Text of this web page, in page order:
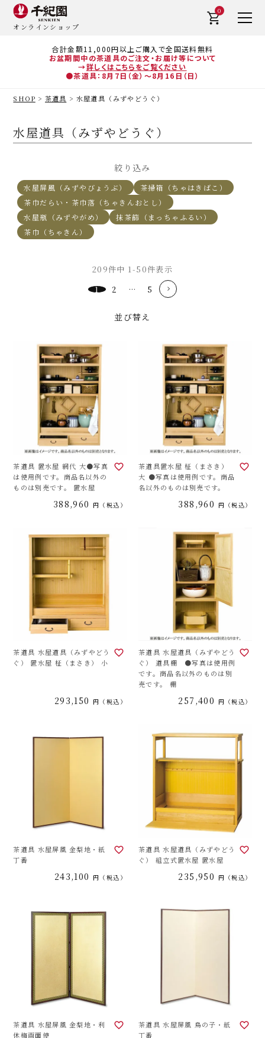
合計金額11,000円以上ご購入で全国送料無料
お盆期間中の茶道具のご注文・お届け等について
→詳しくはこちらをご覧ください
●茶道具：8月7日（金）～8月16日（日）
オンラインショップ
0
SHOP 茶道具 水屋道具（みずやどうぐ）
水屋道具（みずやどうぐ）
絞り込み
水屋屏風（みずやびょうぶ）
茶掃箱（ちゃはきばこ）
茶巾だらい・茶巾落（ちゃきんおとし）
水屋瓶（みずやがめ）
抹茶篩（まっちゃふるい）
茶巾（ちゃきん）
並び替え
209件中 1-50件表示
1 2 … 5
茶道具 置水屋 網代 大●写真
は使用例です。商品名以外の
ものは別売です。 置水屋
388,960 税込
茶道具置水屋 柾（まさき）
大 ●写真は使用例です。商品
名以外のものは別売です。
388,960 税込
茶道具 水屋道具（みずやどう
ぐ） 置水屋 柾（まさき） 小
293,150 税込
茶道具 水屋道具（みずやどう
ぐ） 道具棚 ●写真は使用例
です。商品名以外のものは別
売です。 棚
257,400 税込
茶道具 水屋屏風 金梨地・紙
丁番
243,100 税込
茶道具 水屋道具（みずやどう
ぐ） 組立式置水屋 置水屋
235,950 税込
茶道具 水屋屏風 金梨地・利
休梅両面使
茶道具 水屋屏風 鳥の子・紙
丁番